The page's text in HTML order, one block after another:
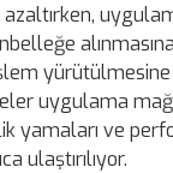
azaltırken,
yürütülmesine
uygulama
yamaları ve
ulaştırılıyor.